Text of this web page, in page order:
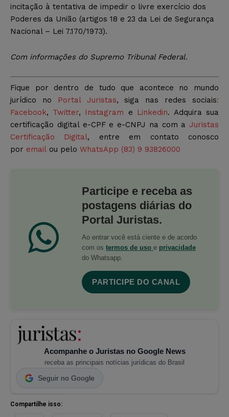
incitação à tentativa de impedir o livre exercício dos
Poderes da União (artigos 18 e 23 da Lei de Segurança
Nacional – Lei 7.170/1973).
Com informações do Supremo Tribunal Federal.
Fique por dentro de tudo que acontece no mundo
jurídico no
Portal Juristas, siga nas redes sociais:
Facebook, Twitter, Instagram e Linkedin. Adquira sua
certificação digital e-CPF e e-CNPJ na com a Juristas
Certificação Digital, entre em contato conosco
por email ou pelo WhatsApp (83) 9 93826000
Participe e receba as
postagens diárias do
Portal Juristas.
Ao entrar você está ciente e de acordo
com os termos de uso e privacidade
do Whatsapp.
PARTICIPE DO CANAL
Acompanhe o Juristas no Google News
receba as principais notícias jurídicas do Brasil
Seguir no Google
Compartilhe isso: